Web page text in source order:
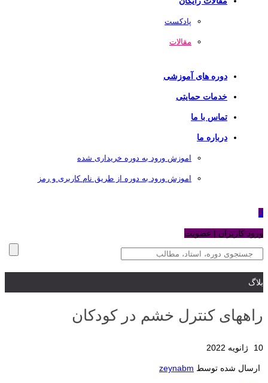
پادکست
مقالات
دوره های آموزشی
خدمات حمایتی
تماس با ما
درباره ما
اموزش ورود به دوره خریداری شده
اموزش ورود به دوره از طریق نام کاربری و رمز
0
ورود کاربران | عضویت
بلاگ
راههای کنترل خشم در کودکان
10 ژانویه 2022
ارسال شده توسط zeynabm